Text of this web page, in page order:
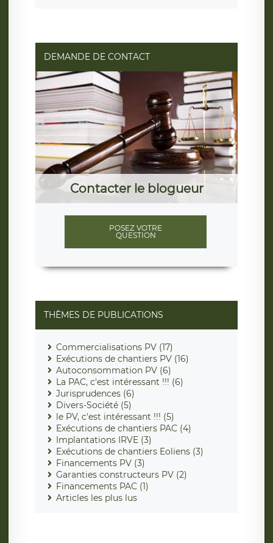
DEMANDE DE CONTACT
Contacter le blogueur
POSEZ VOTRE
QUESTION
THÈMES DE PUBLICATIONS
Commercialisations PV (17)
Exécutions de chantiers PV (16)
Autoconsommation PV (6)
La PAC, c'est intéressant !!! (6)
Jurisprudences (6)
Divers-Société (5)
le PV, c'est intéressant !!! (5)
Exécutions de chantiers PAC (4)
Implantations IRVE (3)
Exécutions de chantiers Eoliens (3)
Financements PV (3)
Garanties constructeurs PV (2)
Financements PAC (1)
Articles les plus lus